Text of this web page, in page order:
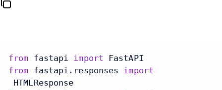
from fastapi import
from fastapi.responses import